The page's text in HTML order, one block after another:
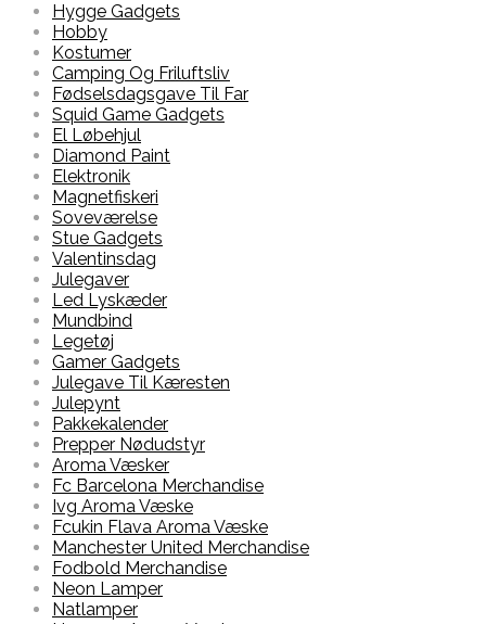
Hygge Gadgets
Hobby
Kostumer
Camping Og Friluftsliv
Fødselsdagsgave Til Far
Squid Game Gadgets
El Løbehjul
Diamond Paint
Elektronik
Magnetfiskeri
Soveværelse
Stue Gadgets
Valentinsdag
Julegaver
Led Lyskæder
Mundbind
Legetøj
Gamer Gadgets
Julegave Til Kæresten
Julepynt
Pakkekalender
Prepper Nødudstyr
Aroma Væsker
Fc Barcelona Merchandise
Ivg Aroma Væske
Fcukin Flava Aroma Væske
Manchester United Merchandise
Fodbold Merchandise
Neon Lamper
Natlamper